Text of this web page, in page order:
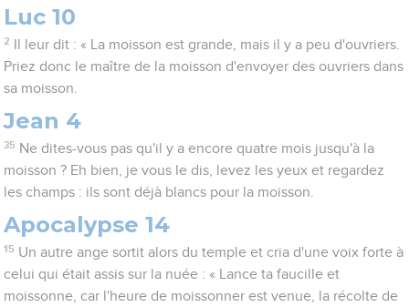
Luc 10
2
Il leur dit : « La moisson est grande, mais il y a peu d'ouvriers.
Priez donc le maître de la moisson d'envoyer des ouvriers dans
sa moisson.
Jean 4
35 Ne dites-vous pas qu'il y a encore quatre mois jusqu'à la
moisson ? Eh bien, je vous le dis, levez les yeux et regardez
les champs : ils sont déjà blancs pour la moisson.
Apocalypse 14
15 Un autre ange sortit alors du temple et cria d'une voix forte à
celui qui était assis sur la nuée : « Lance ta faucille et
moissonne, car l'heure de moissonner est venue, la récolte de